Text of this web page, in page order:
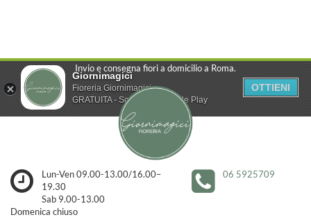
Giornimagici
Fioreria Giornimagici
GRATUITA - Scarica da Google Play
OTTIENI
Invio e consegna fiori a domicilio a Roma.
Lun-Ven 09.00-13.00/16.00–
19.30
Sab 9.00-13.00
Domenica chiuso
06 5925709